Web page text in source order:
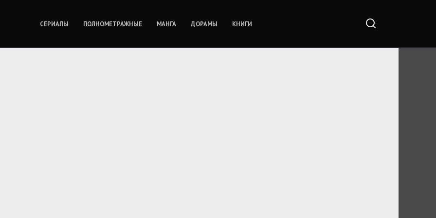
СЕРИАЛЫ ПОЛНОМЕТРАЖНЫЕ МАНГА ДОРАМЫ КНИГИ